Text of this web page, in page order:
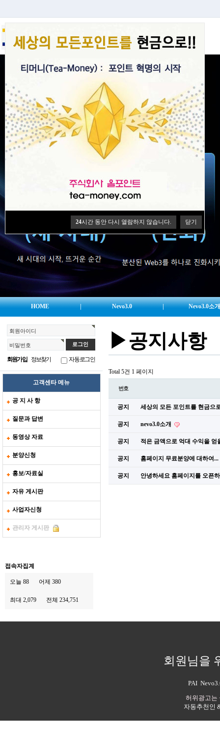
24시간 동안 다시 열람하지 않습니다. 닫기
HOME | Nevo3.0 | Nevo3.0소개
회원아이디
비밀번호
회원가입 정보찾기 자동로그인
고객센타 메뉴
공 지 사 항
질문과 답변
동영상 자료
분양신청
홍보/자료실
자유 게시판
사업자신청
관리자 게시판
접속자집계
오늘 88 어제 380
최대 2,079 전체 234,751
▶공지사항
Total 5건 1 페이지
번호
공지 세상의 모든 포인트를 현금으
공지 nevo3.0소개
공지 적은 금액으로 억대 수익을
공지 홈페이지 무료분양에 대하여...
공지 안녕하세요 홈페이지를 오픈
회원님을
PAI
허위광고는
자동추천인